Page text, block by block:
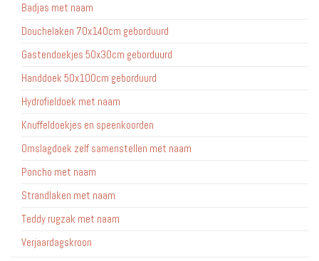
Badjas met naam
Douchelaken 70x140cm geborduurd
Gastendoekjes 50x30cm geborduurd
Handdoek 50x100cm geborduurd
Hydrofieldoek met naam
Knuffeldoekjes en speenkoorden
Omslagdoek zelf samenstellen met naam
Poncho met naam
Strandlaken met naam
Teddy rugzak met naam
Verjaardagskroon